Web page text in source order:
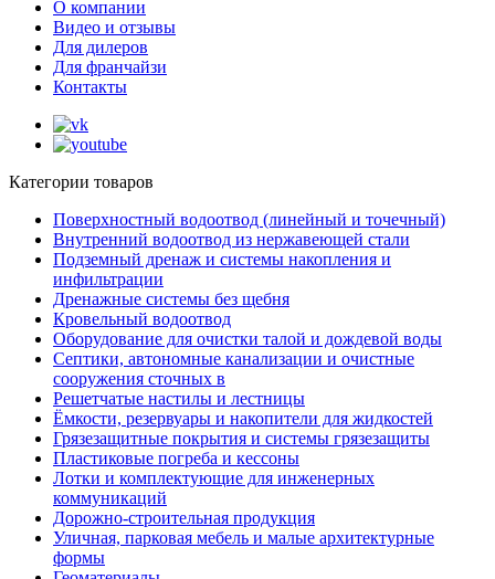
О компании
Видео и отзывы
Для дилеров
Для франчайзи
Контакты
Категории товаров
Поверхностный водоотвод (линейный и точечный)
Внутренний водоотвод из нержавеющей стали
Подземный дренаж и системы накопления и
инфильтрации
Дренажные системы без щебня
Кровельный водоотвод
Оборудование для очистки талой и дождевой воды
Септики, автономные канализации и очистные
сооружения сточных в
Решетчатые настилы и лестницы
Ёмкости, резервуары и накопители для жидкостей
Грязезащитные покрытия и системы грязезащиты
Пластиковые погреба и кессоны
Лотки и комплектующие для инженерных
коммуникаций
Дорожно-строительная продукция
Уличная, парковая мебель и малые архитектурные
формы